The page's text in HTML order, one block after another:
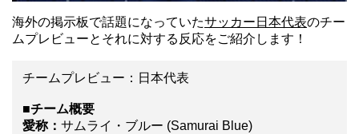
海外の掲示板で話題になっていたサッカー日本代表のチー
ムプレビューとそれに対する反応をご紹介します！
チームプレビュー：日本代表
■チーム概要
愛称： サムライ・ブルー (Samurai Blue)